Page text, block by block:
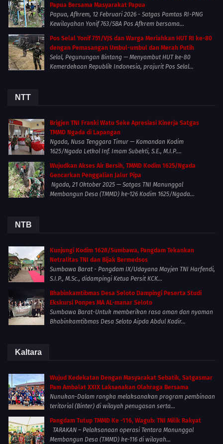
Papua Bersama Masyarakat Papua
Papua, Afkrem, 12 Februari 2026 - Satgas Pamtas RI-PNG
Kewilayahan Yonif 763/SBA Pos Afkrem bersama...
Pos Selal Yonif 751/VJS dan Warga Meriahkan HUT RI ke-80
dengan Pemasangan Umbul-umbul dan Merah Putih
Selal, Pegunungan Bintang — Menyambut HUT ke-80
Kemerdekaan Republik Indonesia, prajurit Pos Selal...
NTT
Brigjen TNI Franki Watu Seke Apresiasi Kinerja Satgas
TMMD Ngada di Lapangan
Ngada, Nusa Tenggara Timur — Komandan Kodim
1625/Ngada Letkol Inf. Imam Subekti, S.E., M.I.P....
Wujudkan Akses Air Bersih, TMMD Kodim 1625/Ngada
Gencarkan Penggalian Jalur Pipa
Ngada, 21 Oktober 2025 — Satgas TNI Manunggal
Membangun Desa (TMMD) ke-126 Kodim 1625/Ngada...
NTB
Kunjungi Kodim 1628/Sumbawa, Pangdam Tekankan
Netralitas TNI dan Bijak Bermedsos
Sumbawa Barat - Pangdam IX/Udayana Mayjen TNI Harfendi,
S.I.P., M.Sc., didampingi Ketua Persit KCK...
Bhabinkamtibmas Desa Seloto Dampingi Peserta Studi
Ekskursi Ponpes MA AL-manar Seloto
Sumbawa Barat-Untuk memberikan rasa aman dan nyaman
Bhabinkamtibmas Desa Seloto Aipda Abdul Kadir...
Kaltara
Wujud Kedekatan Dengan Masyarakat Sebatik, Satgasmar
Pam Ambalat XXIX Laksanakan Olahraga Bersama
Nunukan-Dalam rangka melaksanakan program pembinaan
teritorial (Binter) di wilayah penugasan serta...
Pangdam Tutup TMMD Ke -116, Wagub: TNI Milik Rakyat
TARAKAN – Pelaksanaan operasi Tentara Manunggal
Membangun Desa (TMMD) ke-116 di wilayah...